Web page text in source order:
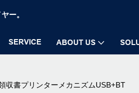
ー。
SERVICE ABOUT US
収書プリンターメカニズムUSB+BT